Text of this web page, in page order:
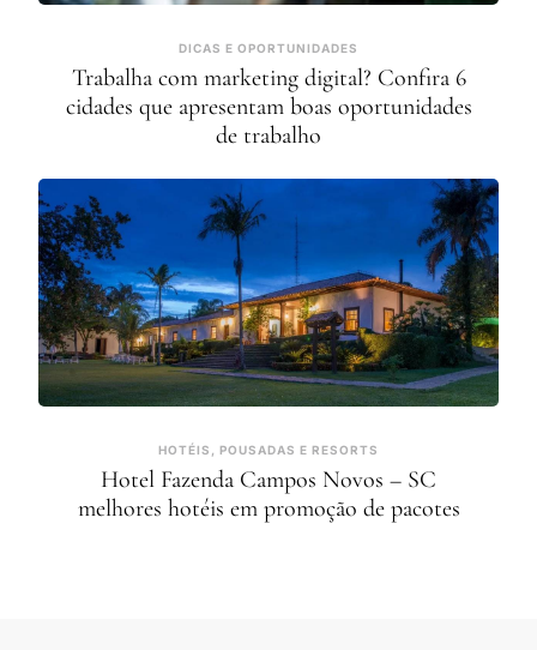
DICAS E OPORTUNIDADES
Trabalha com marketing digital? Confira 6
cidades que apresentam boas oportunidades
de trabalho
HOTÉIS, POUSADAS E RESORTS
Hotel Fazenda Campos Novos – SC
melhores hotéis em promoção de pacotes